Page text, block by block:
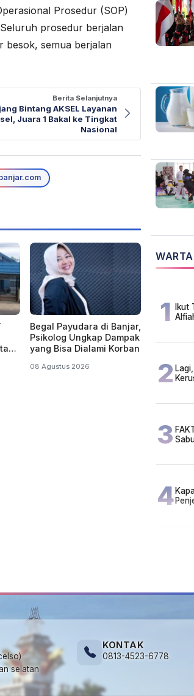
Prosedur (SOP)
prosedur berjalan
besok, semua berjalan
Berita Selanjutnya
Bintang AKSEL Layanan
Juara 1 Bakal ke Tingkat
Nasional
Begal Payudara di Banjar,
Psikolog Ungkap Dampak
yang Bisa Dialami Korban
08 Agustus 2026
1 Ikut
2
3
4
selatan
KONTAK
0813-4523-6778